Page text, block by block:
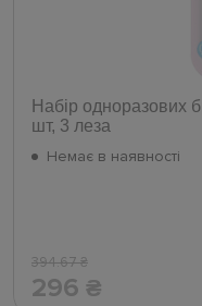
Набір одноразових
шт, 3 леза
Немає в наявності
394.67₴
296 ₴